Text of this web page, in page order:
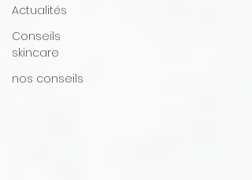
Actualités
Conseils
skincare
nos conseils